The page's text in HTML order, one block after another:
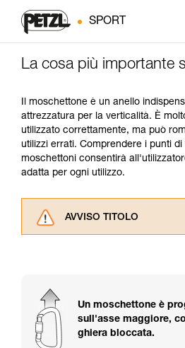
SPORT
La cosa più importante
Il moschettone è un anello
attrezzatura per la verticalità. È
utilizzato correttamente, ma può
utilizzi errati. Comprendere i punti
moschettoni consentirà
adatta per ogni utilizzo.
AVVISO TITOLO
capire queste ulteriori
La padronanza di queste
formazione ed un
Un moschettone è
sull'asse maggiore,
ghiera bloccata.